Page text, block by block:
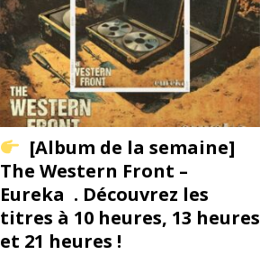
[Album de la semaine]
The Western Front –
Eureka . Découvrez les
titres à 10 heures, 13 heures
et 21 heures !